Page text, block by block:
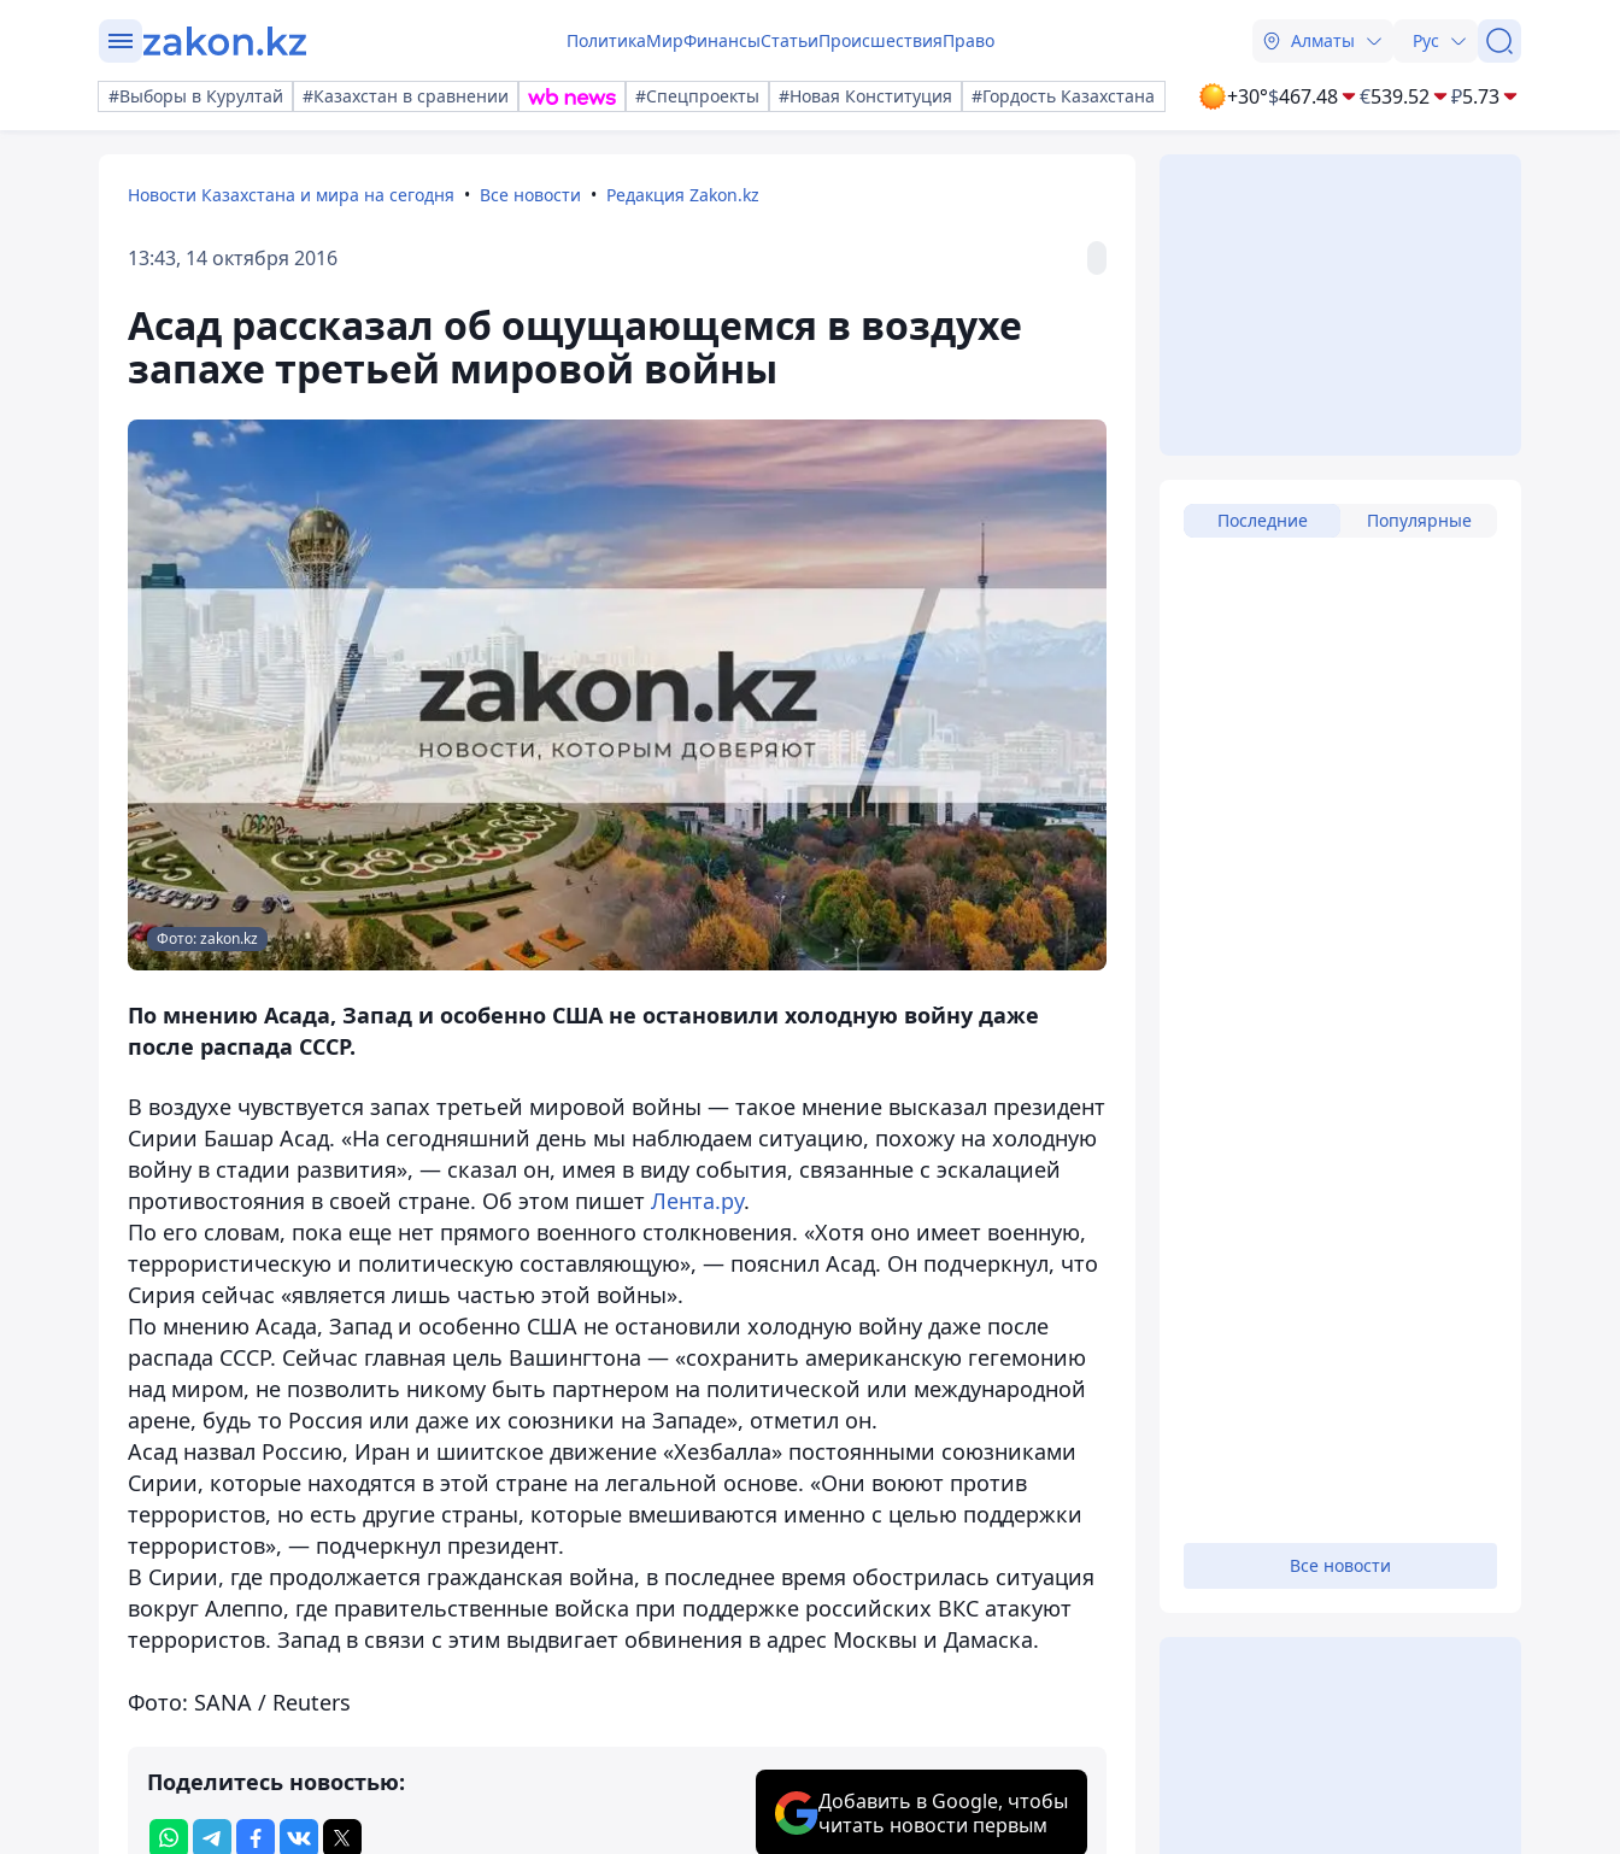
ПолитикаМирФинансыСтатьиПроисшествияПраво Алматы Рус
#Выборы в Курултай #Казахстан в сравнении #Спецпроекты #Новая Конституция #Гордость Казахстана +30°$467.48 €539.52 ₽5.73
Новости Казахстана и мира на сегодня Все новости Редакция Zakon.kz
13:43, 14 октября 2016
Асад рассказал об ощущающемся в воздухе
запахе третьей мировой войны
Фото: zakon.kz
По мнению Асада, Запад и особенно США не остановили холодную войну даже
после распада СССР.
В воздухе чувствуется запах третьей мировой войны — такое мнение высказал президент
Сирии Башар Асад. «На сегодняшний день мы наблюдаем ситуацию, похожу на холодную
войну в стадии развития», — сказал он, имея в виду события, связанные с эскалацией
противостояния в своей стране. Об этом пишет Лента.ру.
По его словам, пока еще нет прямого военного столкновения. «Хотя оно имеет военную,
террористическую и политическую составляющую», — пояснил Асад. Он подчеркнул, что
Сирия сейчас «является лишь частью этой войны».
По мнению Асада, Запад и особенно США не остановили холодную войну даже после
распада СССР. Сейчас главная цель Вашингтона — «сохранить американскую гегемонию
над миром, не позволить никому быть партнером на политической или международной
арене, будь то Россия или даже их союзники на Западе», отметил он.
Асад назвал Россию, Иран и шиитское движение «Хезбалла» постоянными союзниками
Сирии, которые находятся в этой стране на легальной основе. «Они воюют против
террористов, но есть другие страны, которые вмешиваются именно с целью поддержки
террористов», — подчеркнул президент.
В Сирии, где продолжается гражданская война, в последнее время обострилась ситуация
вокруг Алеппо, где правительственные войска при поддержке российских ВКС атакуют
террористов. Запад в связи с этим выдвигает обвинения в адрес Москвы и Дамаска.
Фото: SANA / Reuters
Поделитесь новостью:
Добавить в Google, чтобы
читать новости первым
Последние Популярные
Все новости